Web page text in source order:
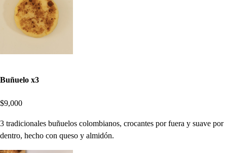
Buñuelo x3
$9,000
3 tradicionales buñuelos colombianos, crocantes por fuera y suave por
dentro, hecho con queso y almidón.